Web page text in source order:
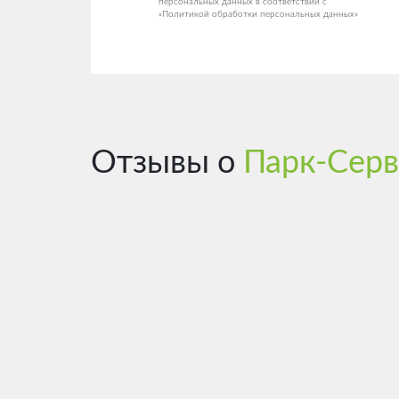
персональных данных в соответствии с
«Политикой обработки персональных данных»
Отзывы о Парк-